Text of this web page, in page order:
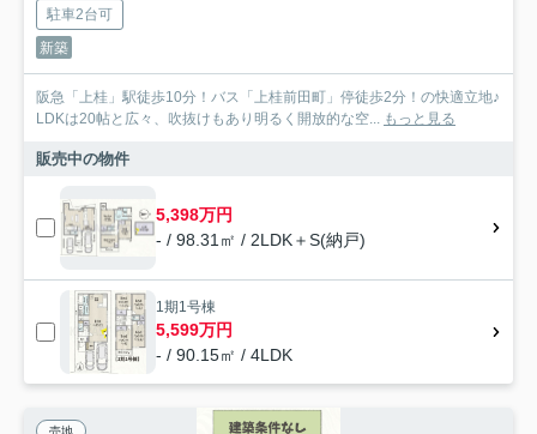
駐車2台可
新築
阪急「上桂」駅徒歩10分！バス「上桂前田町」停徒歩2分！の快適立地♪
LDKは20帖と広々、吹抜けもあり明るく開放的な空... もっと見る
販売中の物件
5,398万円
- / 98.31㎡ / 2LDK＋S(納戸)
1期1号棟
5,599万円
- / 90.15㎡ / 4LDK
売地